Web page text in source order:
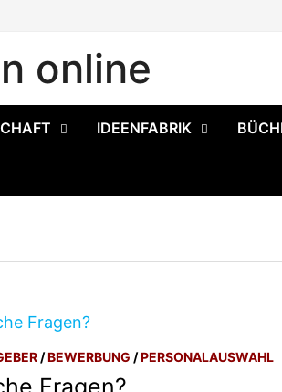
online
IDEENFABRIK
/BEWERBUNG /PERSONALAUSWAHL
Fragen?